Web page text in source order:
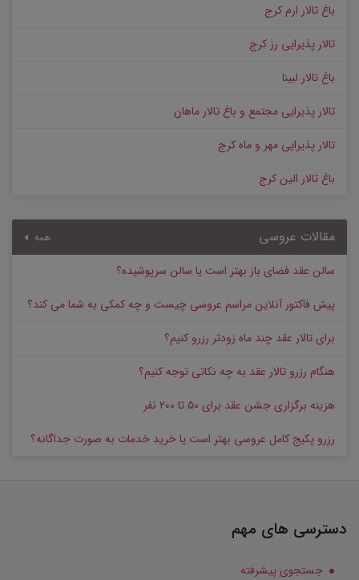
باغ تالار ارم کرج
تالار پذیرایی رز کرج
باغ تالار لبینا
تالار پذیرایی مجتمع و باغ تالار ماهان
تالار پذیرایی مهر و ماه کرج
باغ تالار الین کرج
مقالات عروسی همه
سالن عقد فضای باز بهتر است یا سالن سرپوشیده؟
پیش‌ فاکتور آنلاین مراسم عروسی چیست و چه کمکی به شما می کند؟
برای تالار عقد چند ماه زودتر رزرو کنیم؟
هنگام رزرو تالار عقد به چه نکاتی توجه کنیم؟
هزینه برگزاری جشن عقد برای ۵۰ تا ۲۰۰ نفر
رزرو پکیج کامل عروسی بهتر است یا خرید خدمات به‌ صورت جداگانه؟
دسترسی های مهم
جستجوی پیشرفته